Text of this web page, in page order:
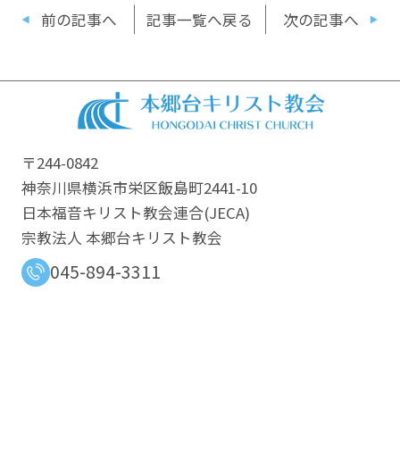
前の記事へ 記事一覧へ戻る 次の記事へ
〒244-0842
神奈川県横浜市栄区飯島町2441-10
日本福音キリスト教会連合​(JECA)
宗教法人 本郷台キリスト教会
045-894-3311